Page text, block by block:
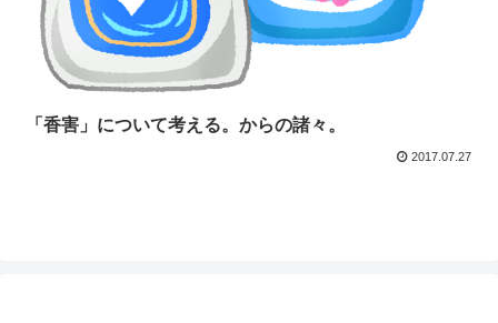
「香害」について考える。からの諸々。
2017.07.27